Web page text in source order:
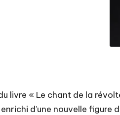
livre « Le chant de la
d’une nouvelle figure